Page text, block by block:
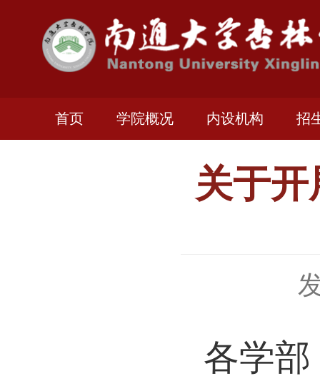
首页 学院概况 内设机构 招
关于
各学